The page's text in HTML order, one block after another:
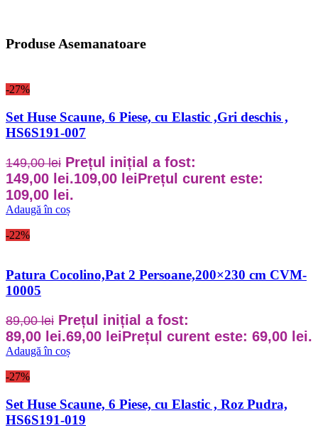
Produse Asemanatoare
-27%
Set Huse Scaune, 6 Piese, cu Elastic ,Gri deschis ,
HS6S191-007
149,00lei Prețul inițial a fost:
149,00 lei.109,00 leiPrețul curent este:
109,00 lei.
Adaugă în coș
-22%
Patura Cocolino,Pat 2 Persoane,200×230 cm CVM-
10005
89,00lei Prețul inițial a fost:
89,00 lei.69,00 leiPrețul curent este: 69,00 lei.
Adaugă în coș
-27%
Set Huse Scaune, 6 Piese, cu Elastic , Roz Pudra,
HS6S191-019